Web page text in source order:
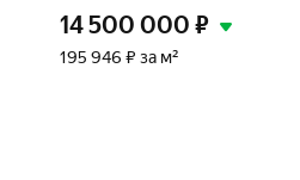
14 500 000 ₽
195 946 ₽ за м²